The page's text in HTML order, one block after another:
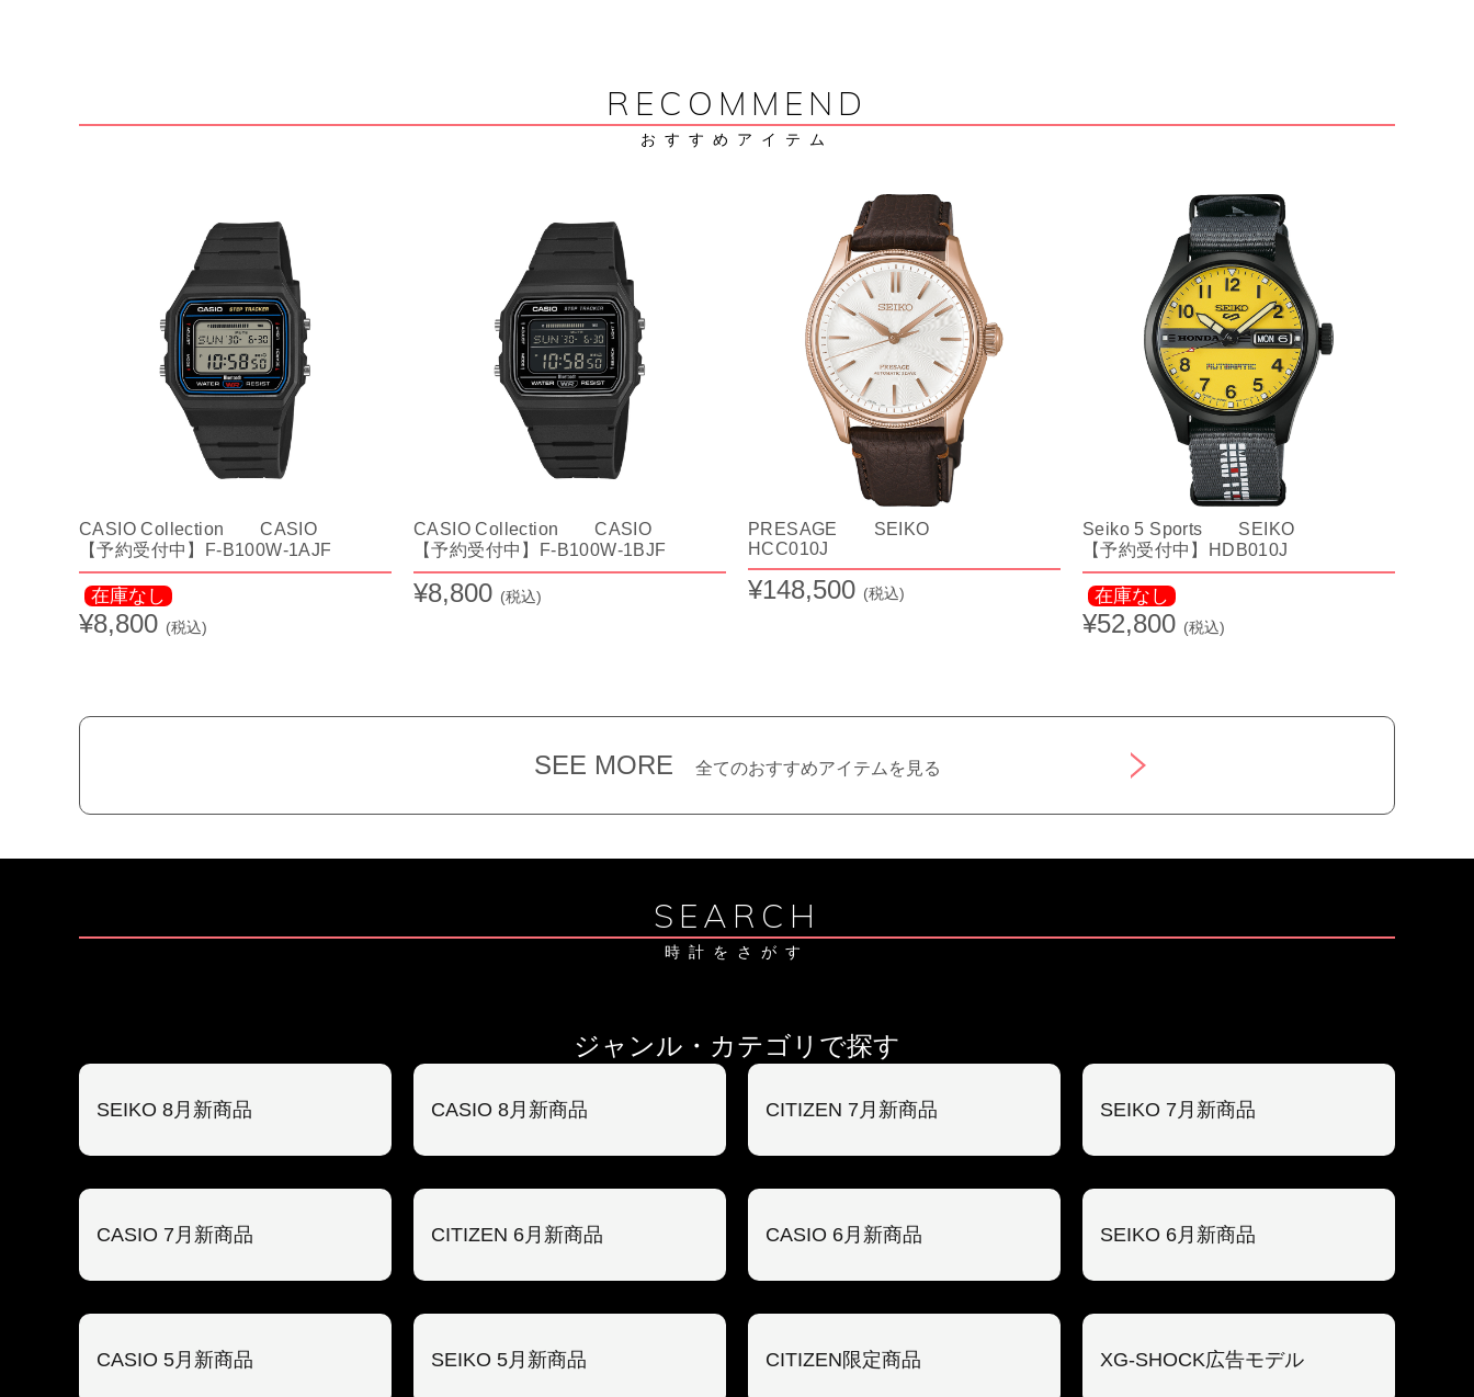
RECOMMEND
おすすめアイテム
CASIO Collection CASIO
【予約受付中】F-B100W-1AJF
在庫なし
¥8,800 (税込)
CASIO Collection CASIO
【予約受付中】F-B100W-1BJF
¥8,800 (税込)
PRESAGE SEIKO
HCC010J
¥148,500 (税込)
Seiko 5 Sports SEIKO
【予約受付中】HDB010J
在庫なし
¥52,800 (税込)
SEE MORE 全てのおすすめアイテムを見る
SEARCH
時計をさがす
ジャンル・カテゴリで探す
SEIKO 8月新商品 CASIO 8月新商品 CITIZEN 7月新商品 SEIKO 7月新商品
CASIO 7月新商品 CITIZEN 6月新商品 CASIO 6月新商品 SEIKO 6月新商品
CASIO 5月新商品 SEIKO 5月新商品 CITIZEN限定商品 XG-SHOCK広告モデル